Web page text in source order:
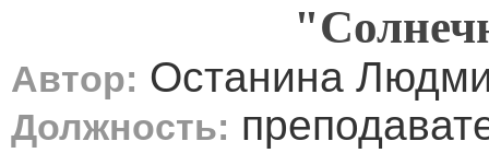
Автор: Останина
Должность: